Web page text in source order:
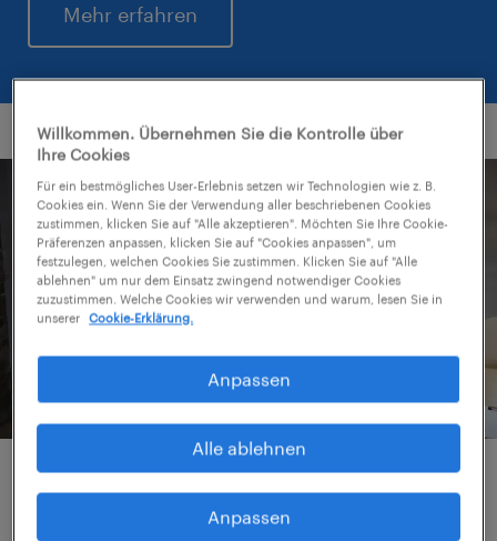
Mehr erfahren
Personalvermittlung.
Willkommen. Übernehmen Sie die Kontrolle über
Ihre Cookies
Für ein bestmögliches User-Erlebnis setzen wir Technologien wie z. B.
Cookies ein. Wenn Sie der Verwendung aller beschriebenen Cookies
zustimmen, klicken Sie auf "Alle akzeptieren". Möchten Sie Ihre Cookie-
Präferenzen anpassen, klicken Sie auf "Cookies anpassen", um
festzulegen, welchen Cookies Sie zustimmen. Klicken Sie auf "Alle
ablehnen" um nur dem Einsatz zwingend notwendiger Cookies
zuzustimmen. Welche Cookies wir verwenden und warum, lesen Sie in
unserer
Cookie-Erklärung.
Anpassen
Alle ablehnen
Anpassen